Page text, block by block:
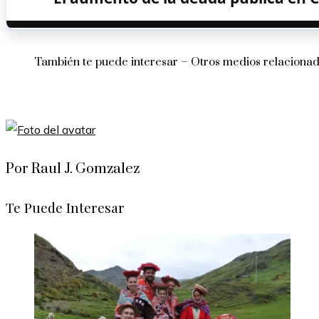
También te puede interesar – Otros medios
Por Raul J. Gomzalez
Te Puede Interesar